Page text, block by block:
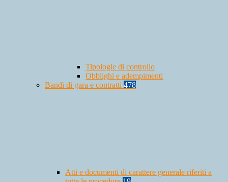
Tipologie di controllo
Obblighi e adempimenti
Bandi di gara e contratti 478
Atti e documenti di carattere generale riferiti a